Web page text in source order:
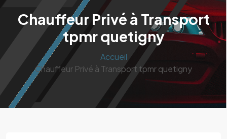
Chauffeur Privé à Transport
tpmr quetigny
Accueil
Chauffeur Privé à Transport tpmr quetigny